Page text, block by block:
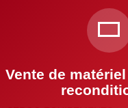
Vente de